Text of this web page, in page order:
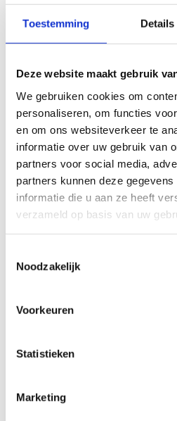
Toestemming Details
Deze website maakt gebruik
We gebruiken cookies om
personaliseren, om functies
en om ons websiteverkeer te
informatie over uw gebruik van
partners voor social media,
partners kunnen deze
informatie die u aan ze heeft
verzameld op basis van uw
Noodzakelijk
Voorkeuren
Statistieken
Marketing
30-09-2025
vooruitblikken
23-09-2025
Sport
atletiek in Tokio en
een consistent
aangepakt.